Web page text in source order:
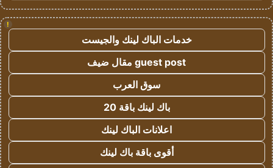
!
خدمات الباك لينك والجيست
guest post مقال ضيف
سوق العرب
باك لينك باقة 20
اعلانات الباك لينك
أقوى باقة باك لينك